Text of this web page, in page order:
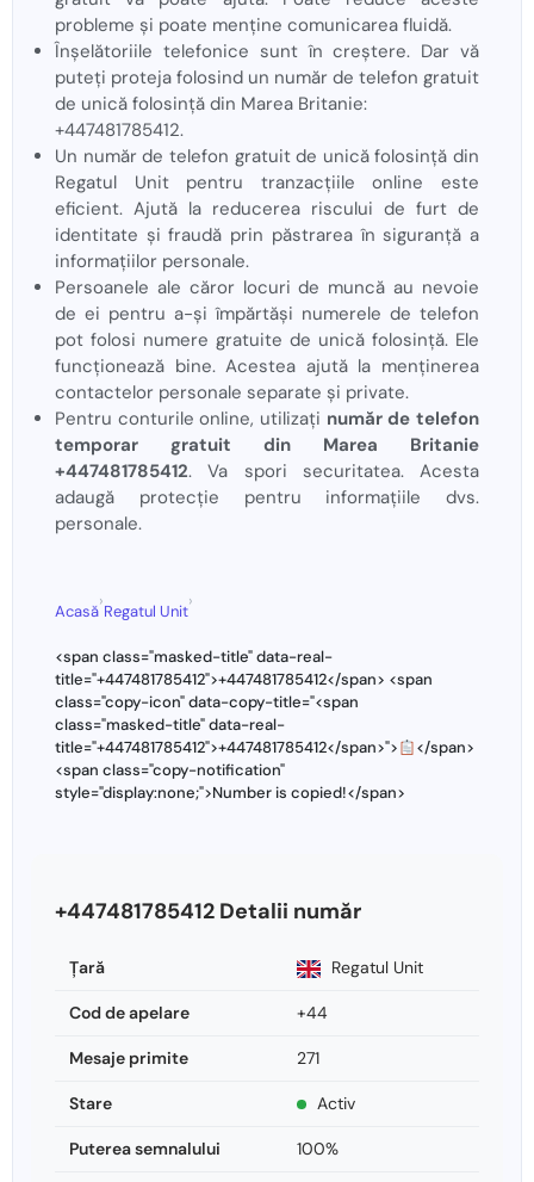
probleme și poate menține comunicarea fluidă.
Înșelătoriile telefonice sunt în creștere. Dar vă
puteți proteja folosind un număr de telefon gratuit
de unică folosință din Marea Britanie:
+447481785412.
Un număr de telefon gratuit de unică folosință din
Regatul Unit pentru tranzacțiile online este
eficient. Ajută la reducerea riscului de furt de
identitate și fraudă prin păstrarea în siguranță a
informațiilor personale.
Persoanele ale căror locuri de muncă au nevoie
de ei pentru a-și împărtăși numerele de telefon
pot folosi numere gratuite de unică folosință. Ele
funcționează bine. Acestea ajută la menținerea
contactelor personale separate și private.
Pentru conturile online, utilizați număr de telefon
temporar gratuit din Marea Britanie
+447481785412. Va spori securitatea. Acesta
adaugă protecție pentru informațiile dvs.
personale.
Acasă
›
Regatul Unit
›
<span class="masked-title" data-real-
title="+447481785412">+447481785412</span> <span
class="copy-icon" data-copy-title="<span
class="masked-title" data-real-
title="+447481785412">+447481785412</span>">
</span>
<span class="copy-notification"
style="display:none;">Number is copied!</span>
+447481785412 Detalii număr
Ţară Regatul Unit
Cod de apelare +44
Mesaje primite 271
Stare Activ
Puterea semnalului 100%